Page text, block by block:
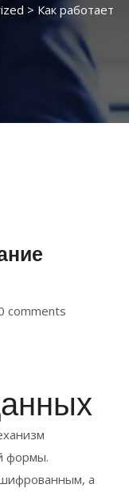
> Как работает
comments
формы.
а